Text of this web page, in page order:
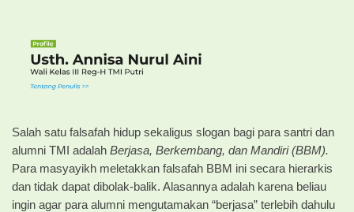
Salah satu falsafah hidup sekaligus slogan bagi para santri dan
alumni TMI adalah Berjasa, Berkembang, dan Mandiri (BBM).
Para masyayikh meletakkan falsafah BBM ini secara hierarkis
dan tidak dapat dibolak-balik. Alasannya adalah karena beliau
ingin agar para alumni mengutamakan “berjasa” terlebih dahulu